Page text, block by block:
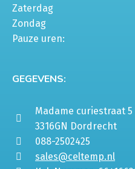
Zaterdag
Zondag
Pauze uren:
GEGEVENS:
Madame curiestraat 5
3316GN Dordrecht
088-2502425
sales@celtemp.nl